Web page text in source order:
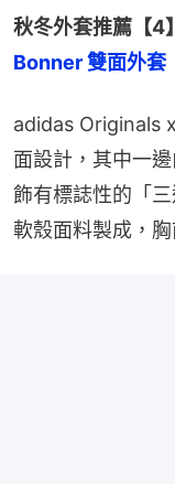
秋冬外套推薦【4】
Bonner 雙面外
adidas Originals
面設計，其中一
飾有標誌性的「
軟殼面料製成，